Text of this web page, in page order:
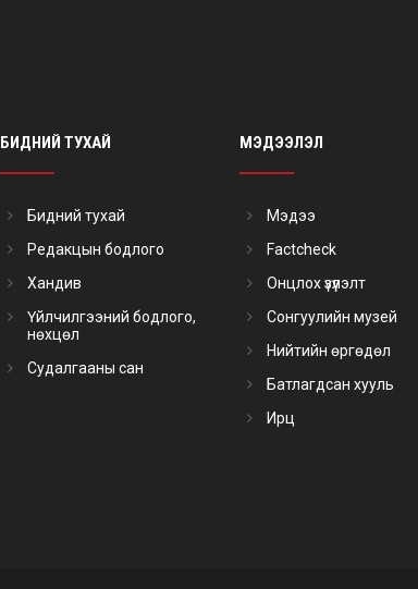
БИДНИЙ ТУХАЙ
Бидний тухай
Редакцын бодлого
Хандив
Үйлчилгээний бодлого,
нөхцөл
Судалгааны сан
МЭДЭЭЛЭЛ
Мэдээ
Factcheck
Онцлох үзүүлэлт
Сонгуулийн музей
Нийтийн өргөдөл
Батлагдсан хууль
Ирц